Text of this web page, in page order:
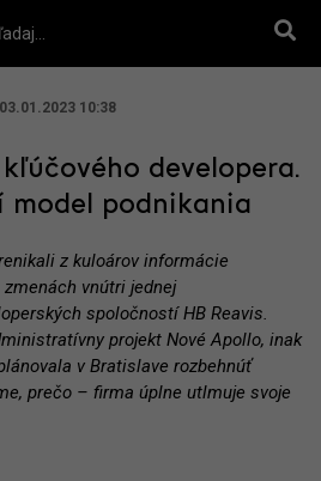
03.01.2023 10:38
developera.
model podnikania
z kuloárov informácie
vnútri jednej
spoločností HB Reavis.
projekt Nové Apollo, inak
v Bratislave rozbehnúť
prečo – firma úplne utlmuje svoje